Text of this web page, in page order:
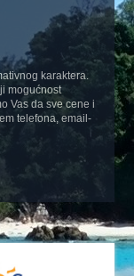
karaktera.
mogućnost
Vas da sve cene i
telefona, email-